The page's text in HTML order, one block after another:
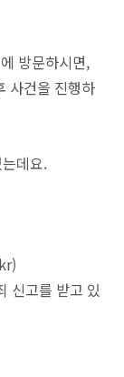
방문하시면,
사건을 진행하
데요.
신고를 받고 있